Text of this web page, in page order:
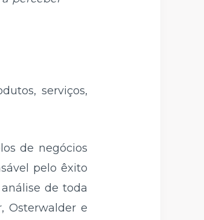
serviços,
de negócios
pelo êxito
de toda
Osterwalder e